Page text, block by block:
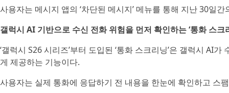
사용자는 메시지 앱의 ‘차단된 메시지’ 메뉴를 통해 지난 30일
갤럭시 AI 기반으로 수신 전화 위험을 먼저 확인하는 ‘통화 스크
‘갤럭시 S26 시리즈’부터 도입된 ‘통화 스크리닝’은 갤럭시 AI
게 제공하는 기능이다.
사용자는 실제 통화에 응답하기 전 내용을 한눈에 확인하고 스